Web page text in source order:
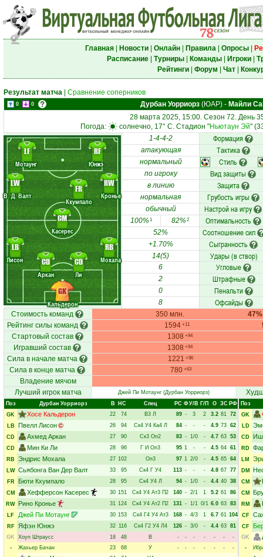
Главная| Новости| Онлайн| Правила| Опросы|
Расписание| Турниры| Команды| Игроки|
Рейтинги| Форум Чат|
Результат матча Сравнение соперников
0 0 Дурбан Уорриорз(ЮАР)- Майли
28 марта 2025, 15:00. Сезон 72. День
Погода:
солнечно, 17° C. Стадион "Ньютаун Эй"
Кальдерон
Лисон
Аркан
Ли
Мохала
В. Д. Валт
Кхумпало
Касерес
Кронье
Мотаунг Юнжэ
GK
LB
CD
CD
RB
LW
FR
CM
RW
LF RF
1-4-4-2 Формация
атакующая Тактика
нормальный Стиль
по игроку Вид защиты
в линию Защита
нормальная Грубость игры
обычный Настрой на игру
100%1 82%2 Оптимальность
52% Соотношение сил
+1.70% Сыгранность
14(5) Удары (в створ)
6 Угловые
2 Штрафные
0 Пенальти
8 Офсайды
Стоимость команд 350 млн.
47%
Рейтинг силы команд
1594 +11
Стартовый состав
1308 +94
Игравший состав 1308 +94
Сила в начале матча 1221 +96
Сила в конце матча 780 +63
Владение мячом
Лучший игрок матча
Джей Пи Мотаунг (Дурбан Уорриорз)
Поз Дурбан Уорриорз В НC Спец РC ФУ/В Г/П О ЗС РФ
GK
Хосе Кальдерон 22 74 В3 Л 89 - 3 2 3.2 81 72
LB
Пвелл Лисон 26 94 Ск4 У4 Ка4 Л 84 - - - 4.9 73 62
CD
Ахмед Аркан 27 90 Ск3 Оп2 83 - 1/0 - 4.7 63 53
CD
Мин Ки Ли 28 96 Г И Оп3 95 1 - - 4.5 64 61
RB
Эндрис Мохала 27 102 Оп3 97 1 2/0 - 4.5 65 64
LW Сьябонга Ван Дер Валт 33 95 Ск4 Г У4 113 - - - 4.8 67 77
FR
Бюти Кхумпало 28 95 Ск4 У4 Л 94 - 1/0 - 4.4 40 38
CM
Хефферсон Касерес 30 151 Ск4 У4 Ат3 П2 140 - 2/1 1 5.2 61 86
RW Рино Кронье 31 124 Ск4 У4 Ат2 П2 131 - 1/1 0/1 6.0 63 83
LF
Джей Пи Мотаунг 30 153 Ск4 Г4 У4 Ат3 168 - 4/3 1 6.7 61 104
RF
Яфэн Юнжэ 32 116 Ск4 Г2 У4 Л4 126 - 3/0 - 4.4 63 81
GK
Хоуп Штраусс 18 48 В - - - - - -
-
-
Жахьер Бачан 23 68 У - - - - - -
-
Поз
GK
LD
CD
RD
LM
DM
CM
CM
RM
CF
CF
GK
-